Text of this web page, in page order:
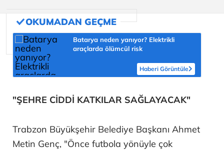
Batarya neden yanıyor? Elektrikli
araçlarda ölümcül risk
Haberi Görüntüle
"ŞEHRE CİDDİ KATKILAR SAĞLAYACAK"
Trabzon Büyükşehir Belediye Başkanı Ahmet
Metin Genç, "Önce futbola yönüyle çok